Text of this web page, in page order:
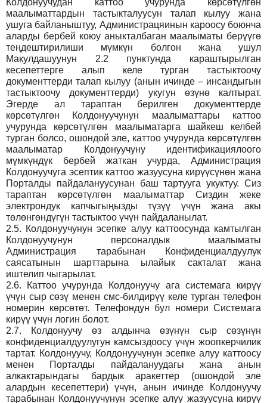
Колдонуучудан каттоо учурунда көрсөтүлгөн
маалыматтардын тастыкталуусун талап кылуу жана
ушуга байланыштуу, Администрацяинын кароосу боюнча
аларды бербей коюу аныкталбаган маалыматы берүүгө
теңдештирилиши мүмкүн болгон жана ушул
Макулдашуунун 2.2 пунктунда караштырылган
кесепеттерге алып келе турган тастыктоочу
документтерди талап кылуу (анын ичинде – инсандыгын
тастыктоочу документтерди) укугун өзүнө калтырат.
Эгерде ал тараптан берилген документтерде
көрсөтүлгөн Колдонуучунун маалыматтары каттоо
учурунда көрсөтүлгөн маалыматарга шайкеш келбей
турган болсо, ошондой эле, каттоо учурунда көрсөтүлгөн
маалыматар Колдонуучуну идентификациялоого
мүмкүндүк бербей жаткан учурда, Администрация
Колдонуучуга эсептик каттоо жазуусуна кирүүсүнөн жана
Порталды пайдалануусунан баш тартууга укуктуу. Сиз
тараптан көрсөтүлгөн маалыматтар Сиздин жеке
электрондук капчыгыңызды түзүү үчүн жана акы
төлөнгөндүгүн тастыктоо үчүн пайдаланылат.
2.5. Колдонуучунун эсепке алуу каттоосунда камтылган
Колдонуучунун персоналдык маалыматы
Администрация тарабынан Конфиденциалдуулук
саясатынын шарттарына ылайык сакталат жана
иштелип чыгарылат.
2.6.
Каттоо учурунда Колдонуучу ага системага кирүү
үчүн сыр сөзү менен смс-билдирүү келе турган телефон
номерин көрсөтөт. Телефондун бул номери Системага
кирүү үчүн логин болот.
2.7.
Колдонуучу өз алдынча өзүнүн сыр сөзүнүн
конфиденциалдуулугун камсыздоосу үчүн жоопкерчилик
тартат. Колдонуучу, Колдонуучунун эсепке алуу каттоосу
менен Порталды пайдалануудагы жана анын
алкактарындагы бардык аракеттер (ошондой эле
алардын кесепеттери) үчүн, анын ичинде Колдонуучу
тарабынан Колдонуучунун эсепке алуу жазуусуна кирүү